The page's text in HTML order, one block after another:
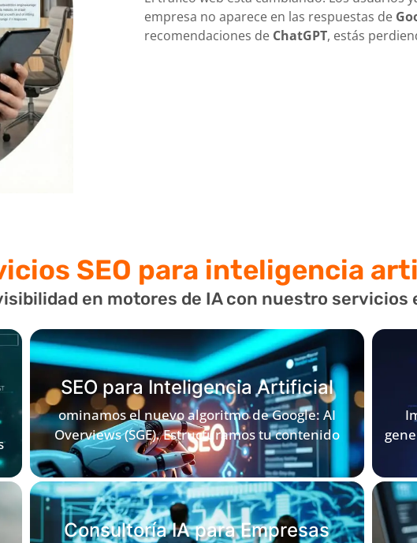
empresa no aparece en las respuestas de
recomendaciones de ChatGPT, estás
SEO para inteligencia
en motores de IA con nuestro servicios
SEO para Inteligencia Artificial
ominamos el nuevo algoritmo de Google: AI
Overviews (SGE). Estructuramos tu contenido
para que aparezca en la parte superior de las
respuestas generadas por IA de Google,
manteniendo tu tráfico orgánico en 2026.
Consultoría IA para Empresas